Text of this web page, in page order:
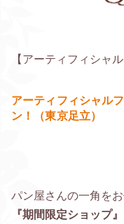
【アーティフィシャ
アーティフィシャル
ン！（東京足立）
パン屋さんの一角を
『期間限定ショップ』